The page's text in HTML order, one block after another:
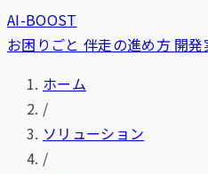
AI-BOOST
お困りごと 伴走の進め方 開発
ホーム
/
ソリューション
/